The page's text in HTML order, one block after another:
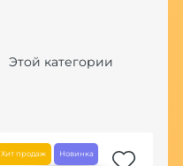
Этой категории
Хит продаж Новинка